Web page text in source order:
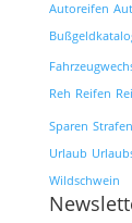
Autoreifen
Reh Reifen
Sparen Strafen
Urlaub
Wildschwein